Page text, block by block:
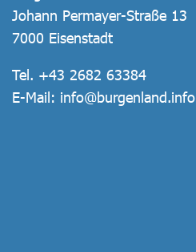
Johann Permayer-Straße 13
7000 Eisenstadt
Tel. +43 2682 63384
E-Mail: info@burgenland.info